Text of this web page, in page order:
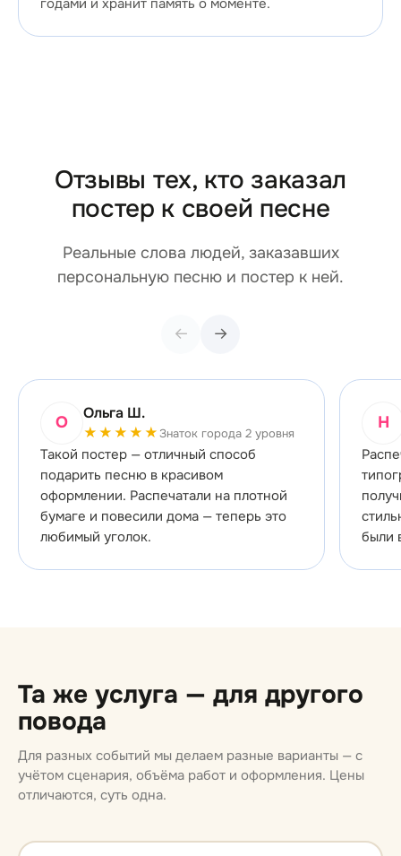
Отзывы тех, кто заказал
постер к своей песне
Реальные слова людей, заказавших
персональную песню и постер к ней.
← →
О Ольга Ш.
★★★★★Знаток города 2 уровня
Такой постер — отличный способ
подарить песню в красивом
оформлении. Распечатали на плотной
бумаге и повесили дома — теперь это
любимый уголок.
Н
были
Та же услуга — для другого
повода
Для разных событий мы делаем разные варианты — с
учётом сценария, объёма работ и оформления. Цены
отличаются, суть одна.